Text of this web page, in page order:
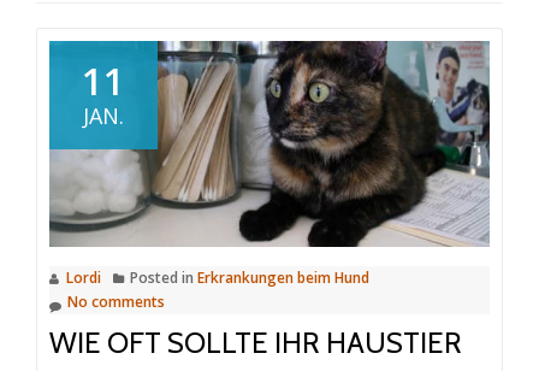
11
JAN.
Lordi Posted in Erkrankungen beim Hund
No comments
WIE OFT SOLLTE IHR HAUSTIER